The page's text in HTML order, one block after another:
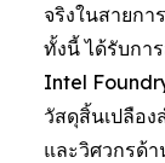
จริงในสายก
ทั้งนี้ ได้รับกา
Intel
วัสดุสิ้นเปลือ
และวิศวกรด้